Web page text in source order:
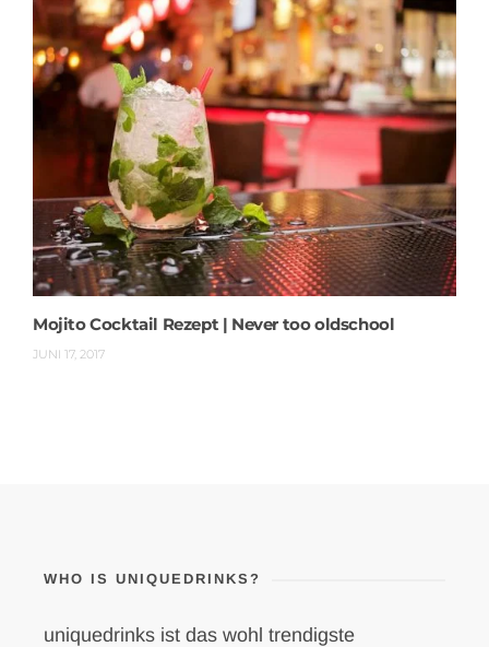
Mojito Cocktail Rezept | Never too oldschool
JUNI 17, 2017
WHO IS UNIQUEDRINKS?
uniquedrinks ist das wohl trendigste